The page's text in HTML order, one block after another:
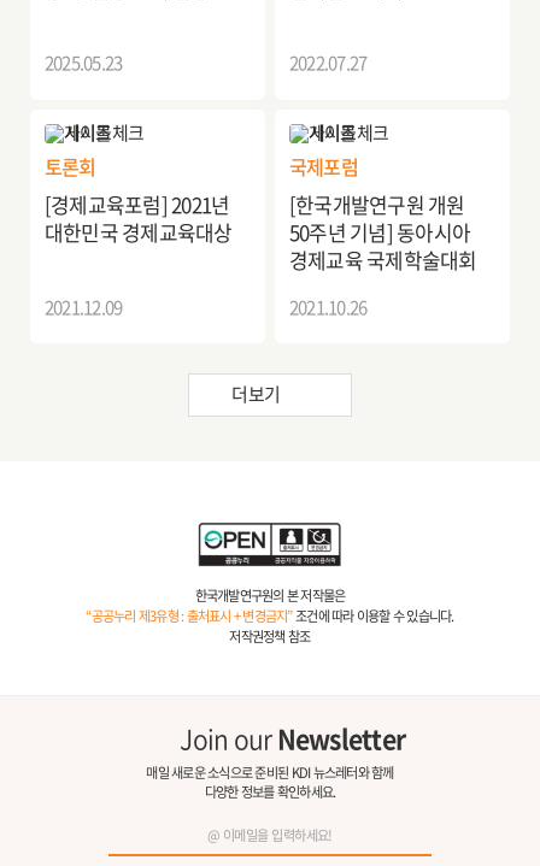
2025.05.23 2022.07.27
토론회
[경제교육포럼] 2021년
대한민국 경제교육대상
2021.12.09
국제포럼
[한국개발연구원 개원
50주년 기념] 동아시아
경제교육 국제학술대회
2021.10.26
더보기
한국개발연구원의 본 저작물은
“공공누리 제3유형 : 출처표시 + 변경금지”조건에 따라 이용할 수 있습니다.
저작권정책 참조
Join ourNewsletter
매일 새로운 소식으로 준비된 KDI 뉴스레터와 함께
다양한 정보를 확인하세요.